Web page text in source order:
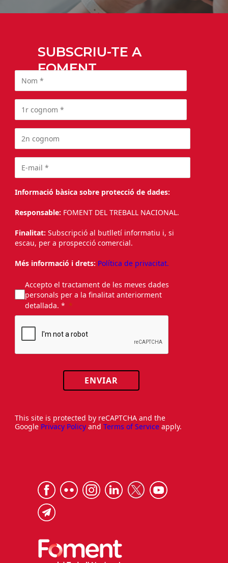
SUBSCRIU-TE A
FOMENT
Informació bàsica sobre protecció de dades:
Responsable: FOMENT DEL TREBALL NACIONAL.
Finalitat: Subscripció al butlletí informatiu i, si
escau, per a prospecció comercial.
Més informació i drets: Política de privacitat.
Accepto el tractament de les meves dades
personals per a la finalitat anteriorment
detallada. *
ENVIAR
This site is protected by reCAPTCHA and the
Google Privacy Policy and Terms of Service apply.